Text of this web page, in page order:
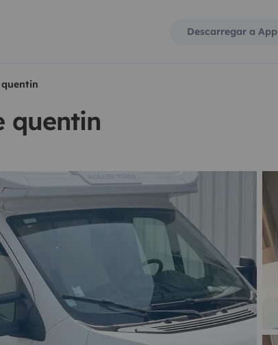
Descarregar a App
quentin